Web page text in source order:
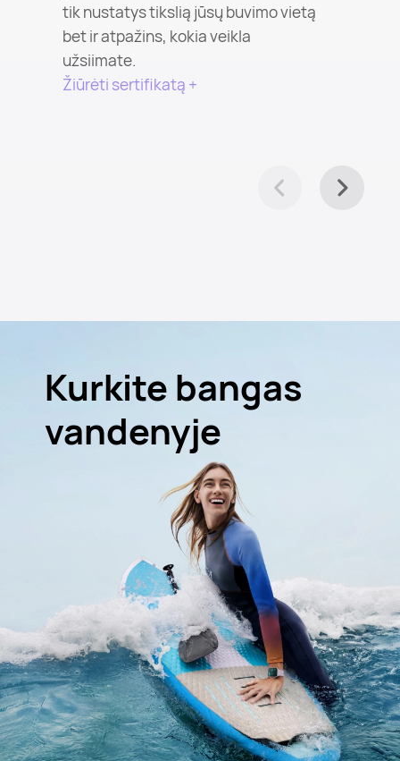
tik nustatys tikslią jūsų buvimo vietą
bet ir atpažins, kokia veikla
užsiimate.
Žiūrėti sertifikatą +
Kurkite bangas
vandenyje